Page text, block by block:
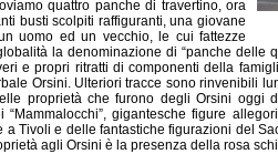
quattro panche di travertino, ora
busti scolpiti raffiguranti, una giovane
uomo ed un vecchio, le cui fattezze
la denominazione di “panche delle
e propri ritratti di componenti della
Orsini. Ulteriori tracce sono rinvenibili
proprietà che furono degli Orsini oggi
“Mammalocchi”, gigantesche figure
a Tivoli e delle fantastiche figurazioni del
agli Orsini è la presenza della rosa